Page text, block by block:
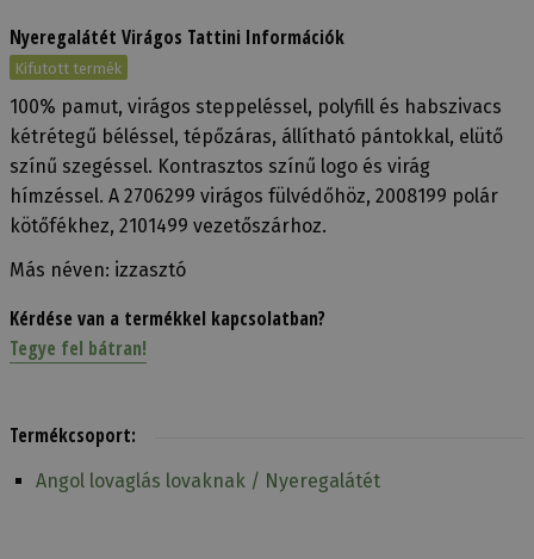
Nyeregalátét Virágos Tattini Információk
Kifutott termék
100% pamut, virágos steppeléssel, polyfill és habszivacs
kétrétegű béléssel, tépőzáras, állítható pántokkal, elütő
színű szegéssel. Kontrasztos színű logo és virág
hímzéssel. A 2706299 virágos fülvédőhöz, 2008199 polár
kötőfékhez, 2101499 vezetőszárhoz.
Más néven: izzasztó
Kérdése van a termékkel kapcsolatban?
Tegye fel bátran!
Termékcsoport:
Angol lovaglás lovaknak / Nyeregalátét